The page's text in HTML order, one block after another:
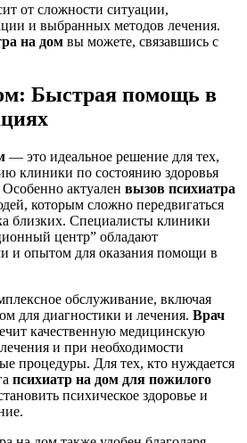
от сложности ситуации,
и выбранных методов лечения.
на дом вы можете, связавшись с
: Быстрая помощь в
— это идеальное решение для тех,
клиники по состоянию здоровья
актуален вызов психиатра
которым сложно передвигаться
близких. Специалисты клиники
центр” обладают
и опытом для оказания помощи в
обслуживание, включая
для диагностики и лечения. Врач
качественную медицинскую
и при необходимости
процедуры. Для тех, кто нуждается
психиатр на дом для пожилого
психическое здоровье и